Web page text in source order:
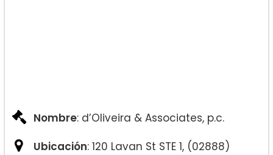
Nombre: d’Oliveira & Associates, p.c.
Ubicación: 120 Lavan St STE 1, (02888)